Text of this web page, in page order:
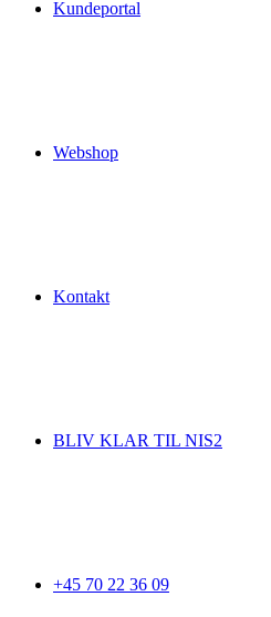
Kundeportal
Webshop
Kontakt
BLIV KLAR TIL NIS2
+45 70 22 36 09